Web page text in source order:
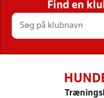
STILLINGER,
Find en